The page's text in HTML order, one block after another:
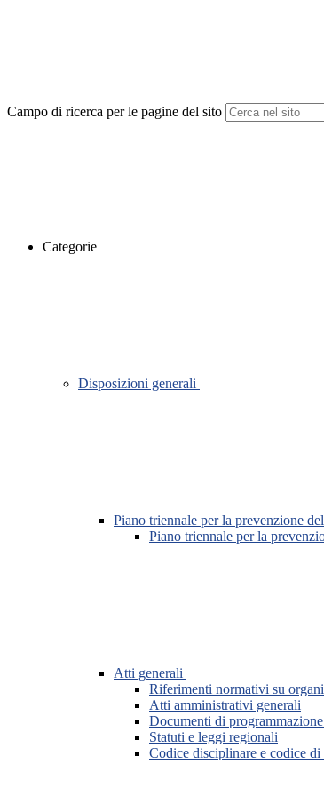
Campo di ricerca per le pagine del sito
Categorie
Disposizioni generali
Piano triennale per la prevenzione
Piano triennale per la
Atti generali
Riferimenti normativi su
Atti amministrativi generali
Documenti di
Statuti e leggi regionali
Codice disciplinare e codice di